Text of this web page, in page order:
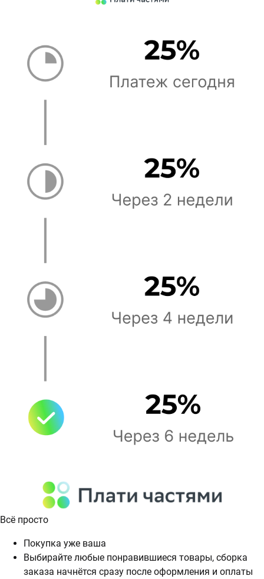
Всё просто
Покупка уже ваша
Выбирайте любые понравившиеся товары, сборка
заказа начнётся сразу после оформления и оплаты